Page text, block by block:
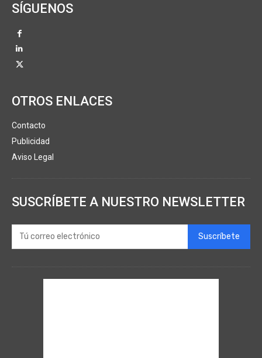
SÍGUENOS
OTROS ENLACES
Contacto
Publicidad
Aviso Legal
SUSCRÍBETE A NUESTRO NEWSLETTER
Suscríbete